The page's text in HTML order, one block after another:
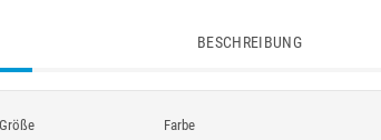
BESCHREIBUNG
Größe Farbe